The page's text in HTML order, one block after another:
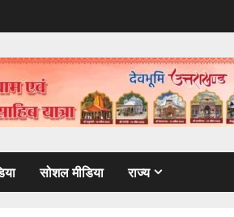
सोशल मीडिया राज्य